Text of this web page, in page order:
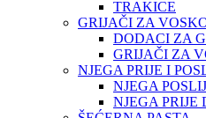
TRAKICE
GRIJAČI ZA
DODACI ZA
GRIJAČI ZA
NJEGA PRIJE I
NJEGA
NJEGA PRIJE